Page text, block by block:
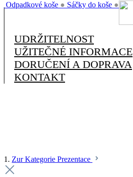
Odpadkové koše ● Sáčky do koše ●
UDRŽITELNOST
UŽITEČNÉ INFORMACE
DORUČENÍ A DOPRAVA
KONTAKT
1. Zur Kategorie Prezentace